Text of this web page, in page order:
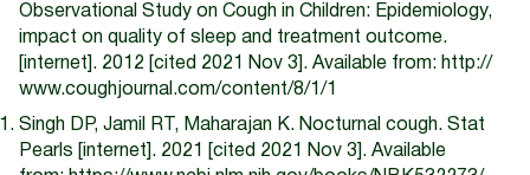
Observational Study on Cough in Children: Epidemiology,
impact on quality of sleep and treatment outcome.
[internet]. 2012 [cited 2021 Nov 3]. Available from: http://
www.coughjournal.com/content/8/1/1
Singh DP, Jamil RT, Maharajan K. Nocturnal cough. Stat
Pearls [internet]. 2021 [cited 2021 Nov 3]. Available